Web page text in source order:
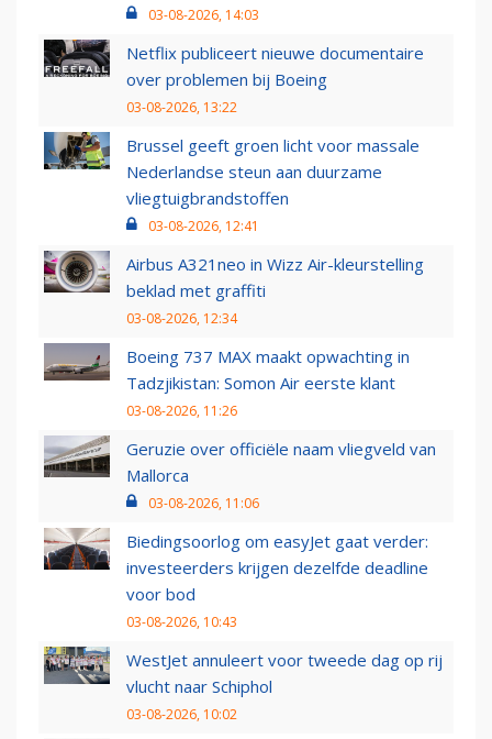
03-08-2026, 14:03
Netflix publiceert nieuwe documentaire
over problemen bij Boeing
03-08-2026, 13:22
Brussel geeft groen licht voor massale
Nederlandse steun aan duurzame
vliegtuigbrandstoffen
03-08-2026, 12:41
Airbus A321neo in Wizz Air-kleurstelling
beklad met graffiti
03-08-2026, 12:34
Boeing 737 MAX maakt opwachting in
Tadzjikistan: Somon Air eerste klant
03-08-2026, 11:26
Geruzie over officiële naam vliegveld van
Mallorca
03-08-2026, 11:06
Biedingsoorlog om easyJet gaat verder:
investeerders krijgen dezelfde deadline
voor bod
03-08-2026, 10:43
WestJet annuleert voor tweede dag op rij
vlucht naar Schiphol
03-08-2026, 10:02